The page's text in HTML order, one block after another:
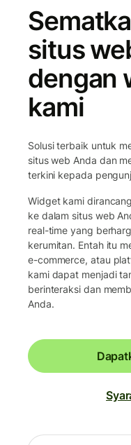
situs
dengan
kami
Solusi terbaik untuk
situs web Anda dan
terkini kepada
Widget kami
ke dalam situs web
real-time yang
kerumitan. Entah itu
e-commerce, atau
kami dapat menjadi
berinteraksi dan
Anda.